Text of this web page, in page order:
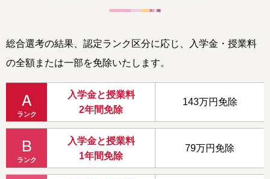
総合選考の結果、認定ランク区分に応じ、入学金・授業料
の全額または一部を免除いたします。
A
ランク
入学金と授業料
2年間免除
143万円免除
B
ランク
入学金と授業料
1年間免除
79万円免除